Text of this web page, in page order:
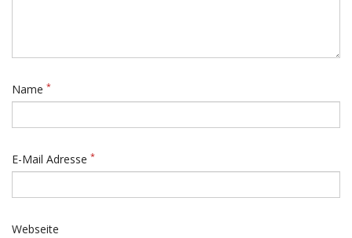
Name *
E-Mail Adresse *
Webseite